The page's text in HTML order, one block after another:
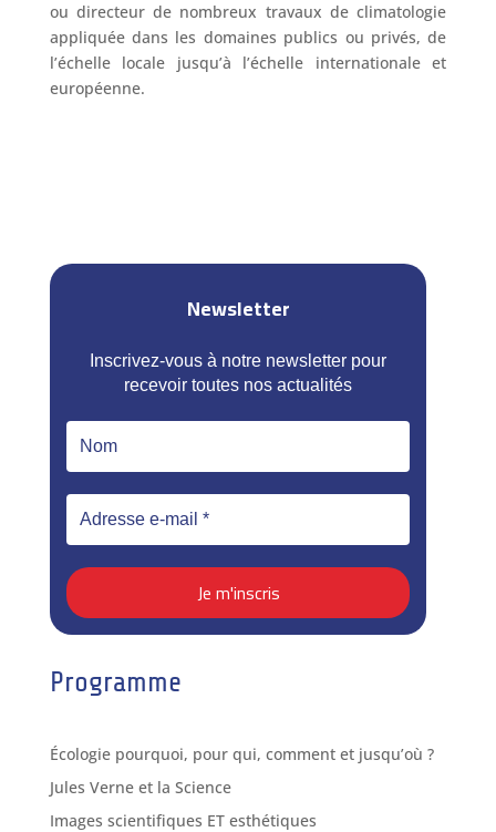
ou directeur de nombreux travaux de climatologie
appliquée dans les domaines publics ou privés, de
l’échelle locale jusqu’à l’échelle internationale et
européenne.
Newsletter
Inscrivez-vous à notre newsletter pour
recevoir toutes nos actualités
Programme
Écologie pourquoi, pour qui, comment et jusqu’où ?
Jules Verne et la Science
Images scientifiques ET esthétiques